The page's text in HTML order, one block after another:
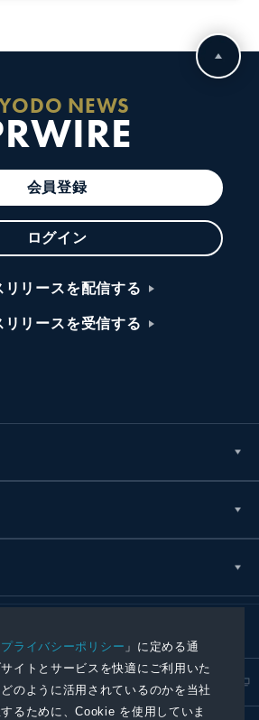
プライバシーポリシー 」に定める通
イトとサービスを快適にご利用いた
のように活用されているのかを当社
るために、Cookie を使用していま
NEWS
会員登録
ログイン
リリースを配信する
リリースを受信する
プライバシーポリシー